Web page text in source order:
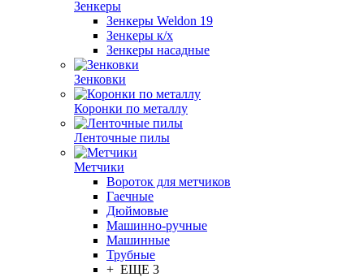
Зенкеры
Зенкеры Weldon 19
Зенкеры к/х
Зенкеры насадные
Зенковки
Коронки по металлу
Ленточные пилы
Метчики
Вороток для метчиков
Гаечные
Дюймовые
Машинно-ручные
Машинные
Трубные
+ ЕЩЕ 3